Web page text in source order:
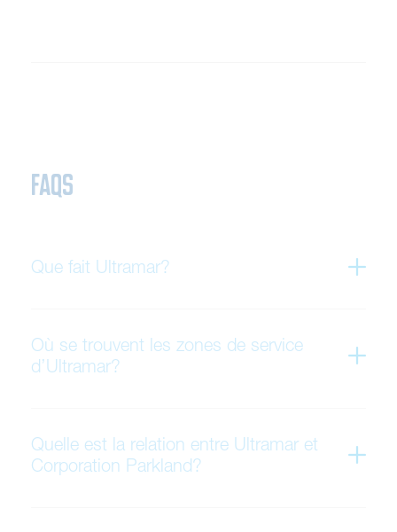
FAQS
Que fait Ultramar?
Où se trouvent les zones de service
d’Ultramar?
Quelle est la relation entre Ultramar et
Corporation Parkland?